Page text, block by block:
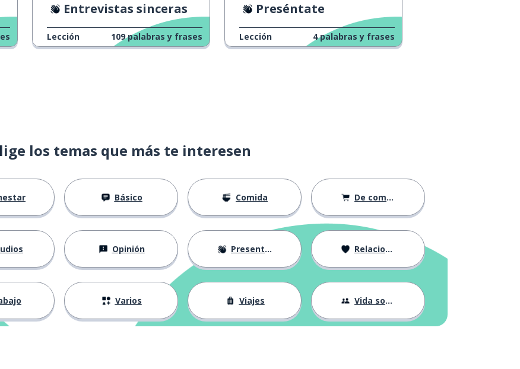
Entrevistas sinceras
Lección 109 palabras y frases
Preséntate
Lección 4 palabras y frases
los temas que más te interesen
Básico Comida De compras
Opinión Presentación Relaciones
Varios Viajes Vida social